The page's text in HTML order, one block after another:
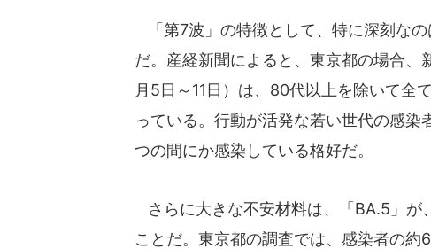
「第7波」の特徴として、特に深刻な
だ。産経新聞によると、東京都の場合
月5日～11日）は、80代以上を除いて
っている。行動が活発な若い世代の感
つの間にか感染している格好だ。
さらに大きな不安材料は、「BA.5」が
ことだ。東京都の調査では、感染者の約